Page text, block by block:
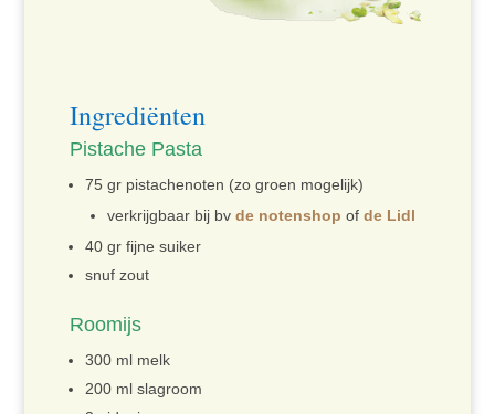
Ingrediënten
Pistache Pasta
75 gr pistachenoten (zo groen mogelijk)
verkrijgbaar bij bv de notenshop of de Lidl
40 gr fijne suiker
snuf zout
Roomijs
300 ml melk
200 ml slagroom